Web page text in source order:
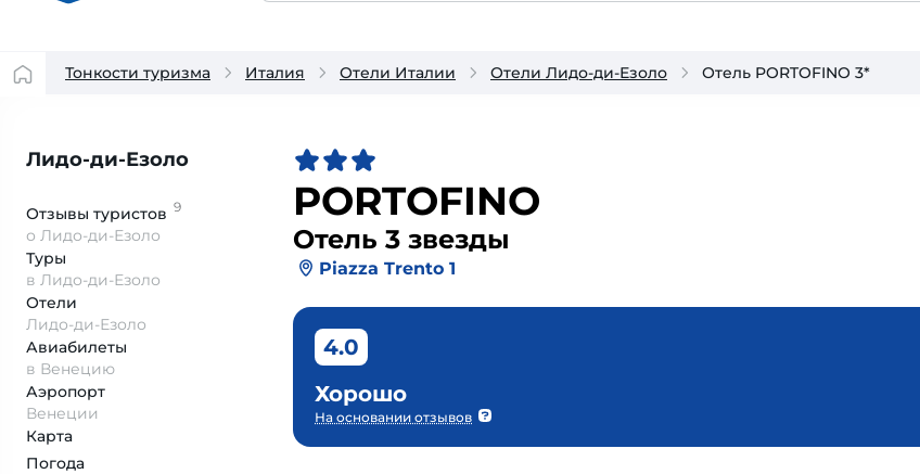
Тонкости туризма Италия Отели Италии Отели Лидо-ди-Езоло Отель PORTOFINO 3*
Лидо-ди-Езоло
Отзывы туристов 9
о Лидо-ди-Езоло
Туры
в Лидо-ди-Езоло
Отели
Лидо-ди-Езоло
Авиабилеты
в Венецию
Аэропорт
Венеции
Карта
Погода
PORTOFINO
Отель 3 звезды
Piazza Trento 1
4.0
Хорошо
На основании отзывов